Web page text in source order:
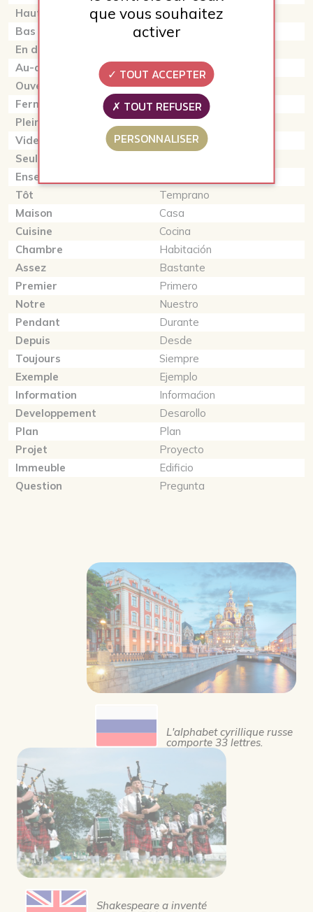
Haut
Alto
Bas
Baio
En dessous
Au-dessus
Encima
Ouvert
Abierto
Fermer
Cerrado
Plein
LLeno
Vide
Vacío
Seul
Ensemble
Tôt
Temprano
Maison
Casa
Cuisine
Cocina
Chambre
Habitación
Assez
Bastante
Premier
Primero
Notre
Nuestro
Pendant
Durante
Depuis
Desde
Toujours
Siempre
Exemple
Ejemplo
Information
Informaćion
Developpement
Desarollo
Plan
Plan
Projet
Proyecto
Immeuble
Edificio
Question
Pregunta
L'alphabet cyrillique russe
comporte 33 lettres.
Shakespeare a inventé
que vous souhaitez
activer
TOUT ACCEPTER
TOUT REFUSER
PERSONNALISER